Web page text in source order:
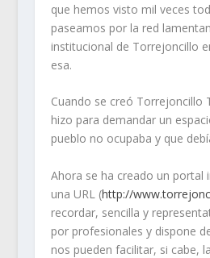
que hemos visto mil veces
paseamos por la red
institucional de Torrejoncillo
esa.
Cuando se creó Torrejoncillo
hizo para demandar un
pueblo no ocupaba y que
Ahora se ha creado un portal
una URL (http://
recordar, sencilla y
por profesionales y dispone
nos pueden facilitar, si cabe,